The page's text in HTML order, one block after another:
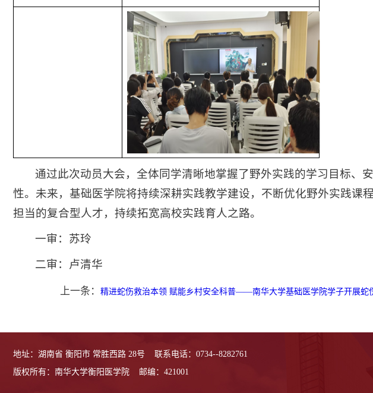
通过此次动员大会，全体同学清晰地掌握了野外实践的学习目标、
性。未来，基础医学院将持续深耕实践教学建设，不断优化野外实践
担当的复合型人才，持续拓宽高校实践育人之路。
一审：苏玲
二审：卢清华
上一条： 精进蛇伤救治本领 赋能乡村安全科普——南华大学基础医学院学子开展蛇
地址：湖南省 衡阳市 常胜西路 28号
联系电话：0734--8282761
版权所有：南华大学衡阳医学院
邮编：421001